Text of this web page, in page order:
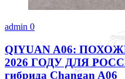
admin 0
QIYUAN A06:
2026 ГОДУ ДЛЯ
гибрида Changan A06